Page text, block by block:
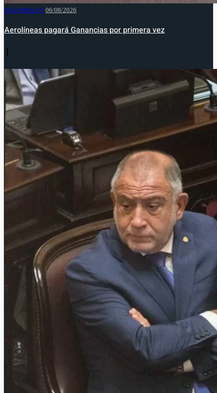
NACIONALES 06/08/2026
Aerolíneas pagará Ganancias por primera vez
1